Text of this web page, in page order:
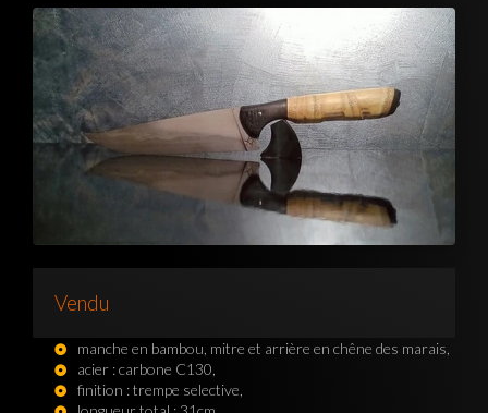
Vendu
manche en bambou, mitre et arrière en chêne des marais,
acier : carbone C130,
finition : trempe selective,